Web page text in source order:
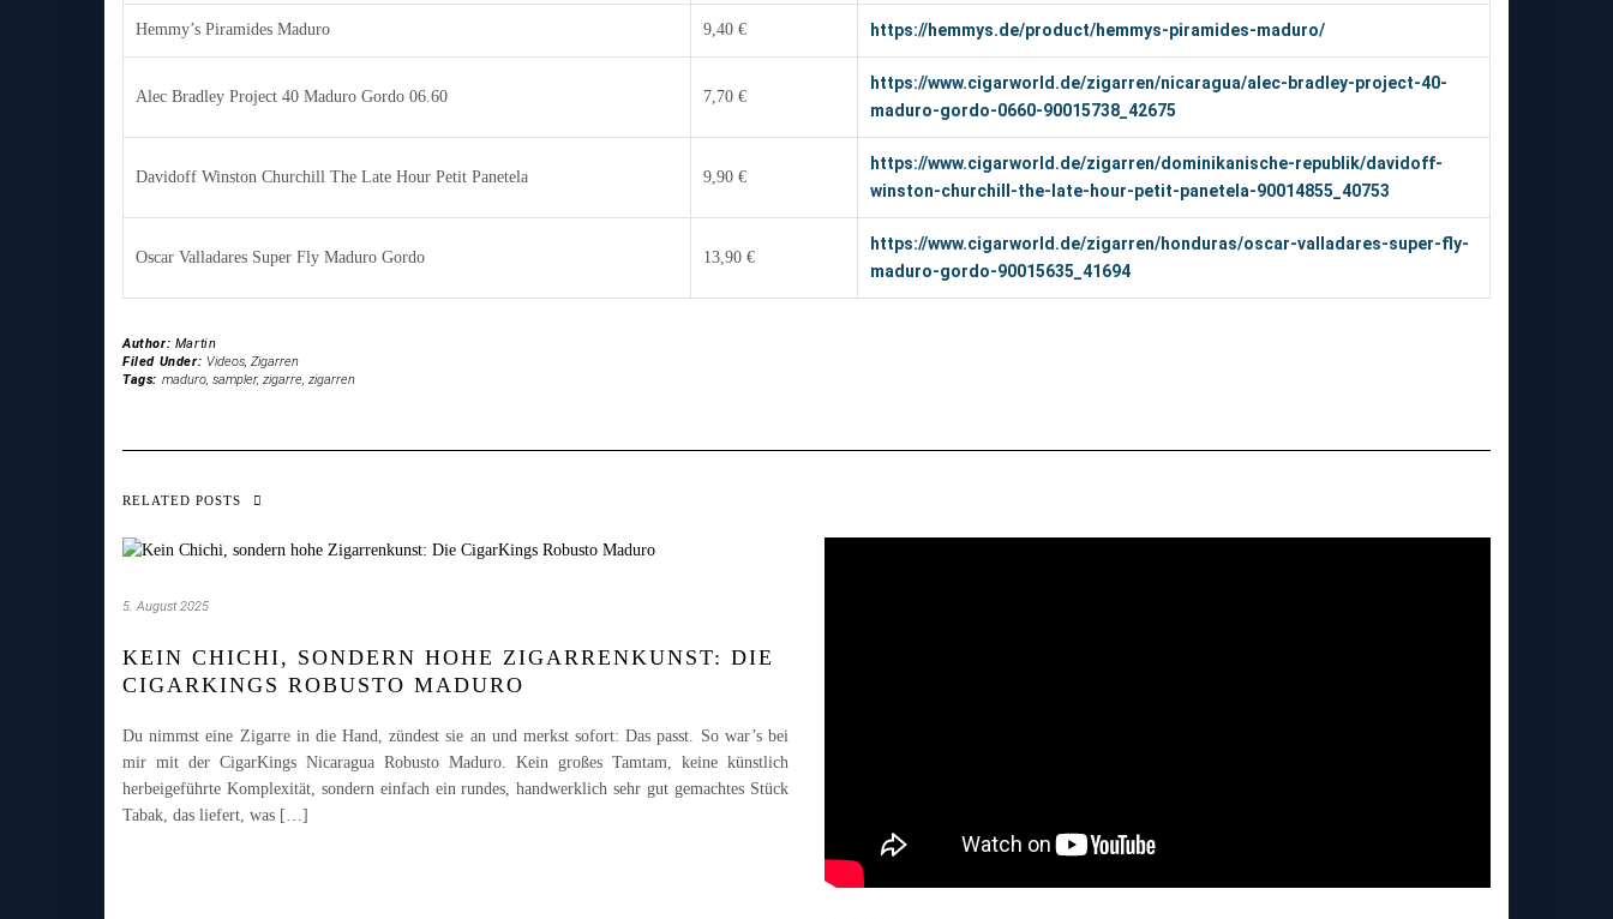
Hemmy’s Piramides Maduro 9,40 € https://hemmys.de/product/hemmys-piramides-maduro/
Alec Bradley Project 40 Maduro Gordo 06.60 7,70 €
https://www.cigarworld.de/zigarren/nicaragua/alec-bradley-project-40-
maduro-gordo-0660-90015738_42675
Davidoff Winston Churchill The Late Hour Petit Panetela 9,90 €
https://www.cigarworld.de/zigarren/dominikanische-republik/davidoff-
winston-churchill-the-late-hour-petit-panetela-90014855_40753
Oscar Valladares Super Fly Maduro Gordo 13,90 €
https://www.cigarworld.de/zigarren/honduras/oscar-valladares-super-fly-
maduro-gordo-90015635_41694
Author: Martin
Filed Under: Videos, Zigarren
Tags: maduro, sampler, zigarre, zigarren
RELATED POSTS
5. August 2025
KEIN CHICHI, SONDERN HOHE ZIGARRENKUNST: DIE
CIGARKINGS ROBUSTO MADURO
Du nimmst eine Zigarre in die Hand, zündest sie an und merkst sofort: Das passt. So war’s bei
mir mit der CigarKings Nicaragua Robusto Maduro. Kein großes Tamtam, keine künstlich
herbeigeführte Komplexität, sondern einfach ein rundes, handwerklich sehr gut gemachtes Stück
Tabak, das liefert, was […]